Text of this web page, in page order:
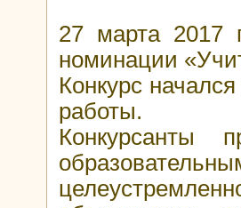
27 марта 2017
номинации
Конкурс
работы.
Конкурсанты